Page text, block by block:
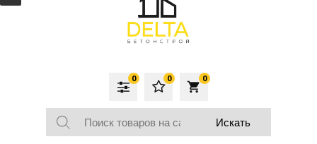
local_grocery_store
0
0
0